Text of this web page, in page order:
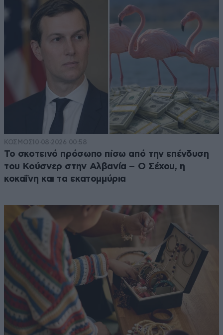
ΚΟΣΜΟΣ10·08·2026 00:58
Το σκοτεινό πρόσωπο πίσω από την επένδυση
του Κούσνερ στην Αλβανία – Ο Σέχου, η
κοκαΐνη και τα εκατομμύρια